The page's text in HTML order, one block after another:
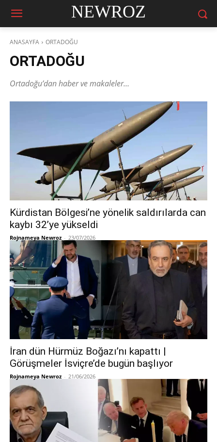
NEWROZ
ANASAYFA ORTADOĞU
ORTADOĞU
Ortadoğu’dan haber ve makaleler…
Kürdistan Bölgesi’ne yönelik saldırılarda can
kaybı 32’ye yükseldi
Rojnameya Newroz - 23/07/2026
İran dün Hürmüz Boğazı’nı kapattı |
Görüşmeler İsviçre’de bugün başlıyor
Rojnameya Newroz - 21/06/2026